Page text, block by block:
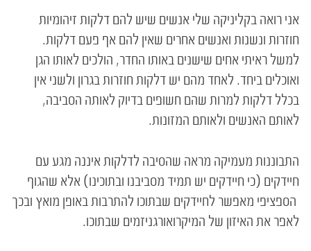
אני רואה בקליניקה שלי אנשים שיש להם דלקות זיהומיות
חוזרות ונשנות ואנשים אחרים שאין להם אף פעם דלקות.
למשל ראיתי אחים שישנים באותו החדר, הולכים לאותו הגן
ואוכלים ביחד. לאחד מהם יש דלקות חוזרות בגרון ולשני אין
בכלל דלקות למרות שהם חשופים בדיוק לאותה הסביבה,
לאותם האנשים ולאותם המזונות.
התבוננות מעמיקה מראה שהסיבה לדלקות איננה מגע עם
חיידקים (כי חיידקים יש תמיד מסביבנו ובתוכינו) אלא שהגוף
הספציפי מאפשר לחיידקים שבתוכו להתרבות באופן מואץ ובכך
לאפר את האיזון של המיקרואורגניזמים שבתוכו.